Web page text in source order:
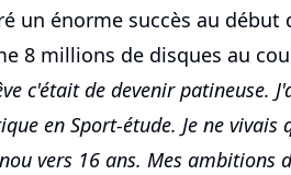
un énorme succès au début
8 millions de disques au
c'était de devenir patineuse.
en Sport-étude. Je ne vivais
vers 16 ans. Mes ambitions